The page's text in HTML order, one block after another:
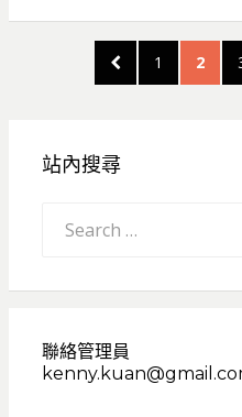
PREVIOUS
PAGE
PAGE
1 PAGE
2
站內搜尋
for:
聯絡管理員